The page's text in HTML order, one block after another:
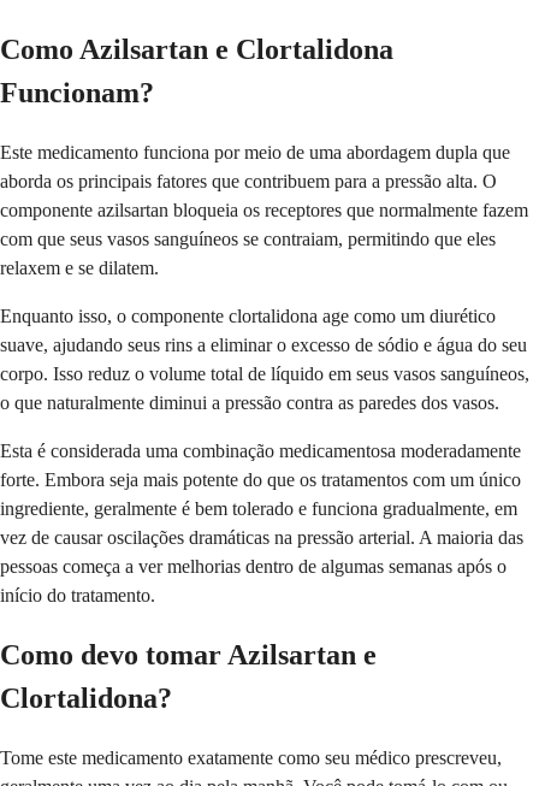
Como Azilsartan e Clortalidona
Funcionam?
Este medicamento funciona por meio de uma abordagem dupla que
aborda os principais fatores que contribuem para a pressão alta. O
componente azilsartan bloqueia os receptores que normalmente fazem
com que seus vasos sanguíneos se contraiam, permitindo que eles
relaxem e se dilatem.
Enquanto isso, o componente clortalidona age como um diurético
suave, ajudando seus rins a eliminar o excesso de sódio e água do seu
corpo. Isso reduz o volume total de líquido em seus vasos sanguíneos,
o que naturalmente diminui a pressão contra as paredes dos vasos.
Esta é considerada uma combinação medicamentosa moderadamente
forte. Embora seja mais potente do que os tratamentos com um único
ingrediente, geralmente é bem tolerado e funciona gradualmente, em
vez de causar oscilações dramáticas na pressão arterial. A maioria das
pessoas começa a ver melhorias dentro de algumas semanas após o
início do tratamento.
Como devo tomar Azilsartan e
Clortalidona?
Tome este medicamento exatamente como seu médico prescreveu,